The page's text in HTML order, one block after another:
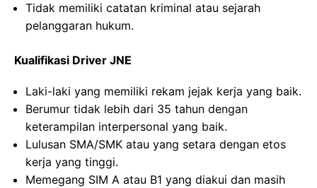
Tidak memiliki catatan kriminal atau sejarah
pelanggaran hukum.
Kualifikasi Driver JNE
Laki-laki yang memiliki rekam jejak kerja yang baik.
Berumur tidak lebih dari 35 tahun dengan
keterampilan interpersonal yang baik.
Lulusan SMA/SMK atau yang setara dengan etos
kerja yang tinggi.
Memegang SIM A atau B1 yang diakui dan masih